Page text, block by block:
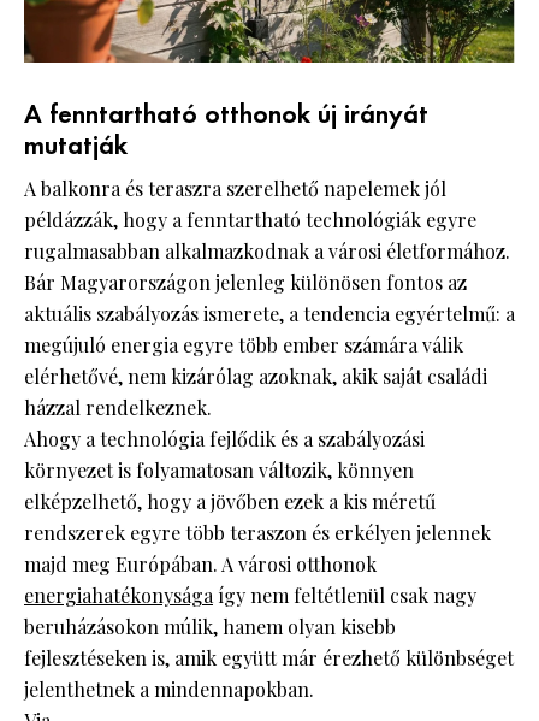
A fenntartható otthonok új irányát
mutatják
A balkonra és teraszra szerelhető napelemek jól
példázzák, hogy a fenntartható technológiák egyre
rugalmasabban alkalmazkodnak a városi életformához.
Bár Magyarországon jelenleg különösen fontos az
aktuális szabályozás ismerete, a tendencia egyértelmű: a
megújuló energia egyre több ember számára válik
elérhetővé, nem kizárólag azoknak, akik saját családi
házzal rendelkeznek.
Ahogy a technológia fejlődik és a szabályozási
környezet is folyamatosan változik, könnyen
elképzelhető, hogy a jövőben ezek a kis méretű
rendszerek egyre több teraszon és erkélyen jelennek
majd meg Európában. A városi otthonok
energiahatékonyságaígy nem feltétlenül csak nagy
beruházásokon múlik, hanem olyan kisebb
fejlesztéseken is, amik együtt már érezhető különbséget
jelenthetnek a mindennapokban.